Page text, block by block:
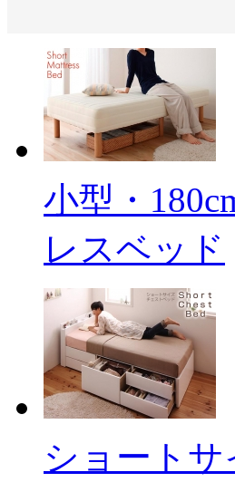
小型・
レスベッド
ショート